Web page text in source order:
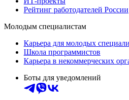
Рейтинг работодателей России
Молодым специалистам
Карьера для молодых
Школа программистов
Карьера в некоммерческих
Боты для уведомлений